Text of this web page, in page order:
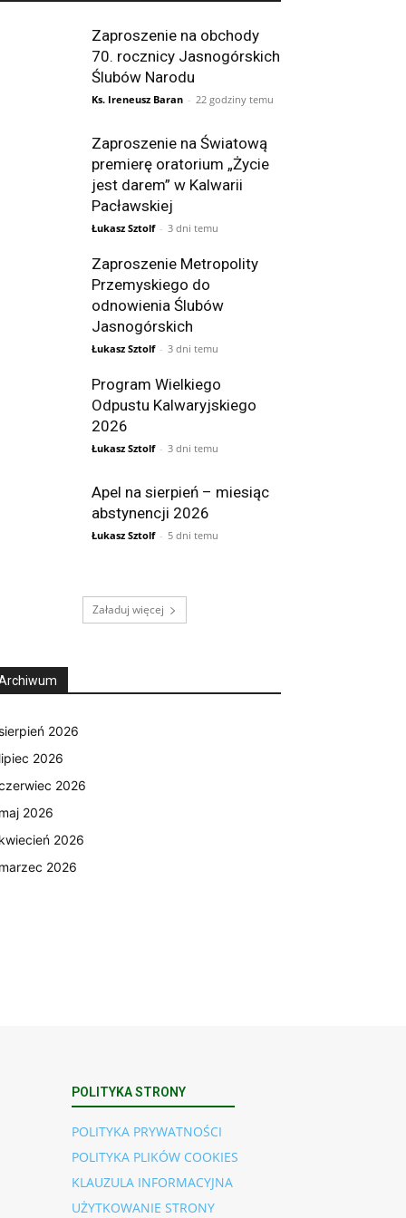
Zaproszenie na obchody
70. rocznicy Jasnogórskich
Ślubów Narodu
Ks. Ireneusz Baran - 22 godziny temu
Zaproszenie na Światową
premierę oratorium „Życie
jest darem” w Kalwarii
Pacławskiej
Łukasz Sztolf - 3 dni temu
Zaproszenie Metropolity
Przemyskiego do
odnowienia Ślubów
Jasnogórskich
Łukasz Sztolf - 3 dni temu
Program Wielkiego
Odpustu Kalwaryjskiego
2026
Łukasz Sztolf - 3 dni temu
Apel na sierpień – miesiąc
abstynencji 2026
Łukasz Sztolf - 5 dni temu
Załaduj więcej
sierpień 2026
lipiec 2026
2026
maj 2026
kwiecień 2026
marzec 2026
POLITYKA STRONY
POLITYKA PRYWATNOŚCI
POLITYKA PLIKÓW COOKIES
KLAUZULA INFORMACYJNA
UŻYTKOWANIE STRONY